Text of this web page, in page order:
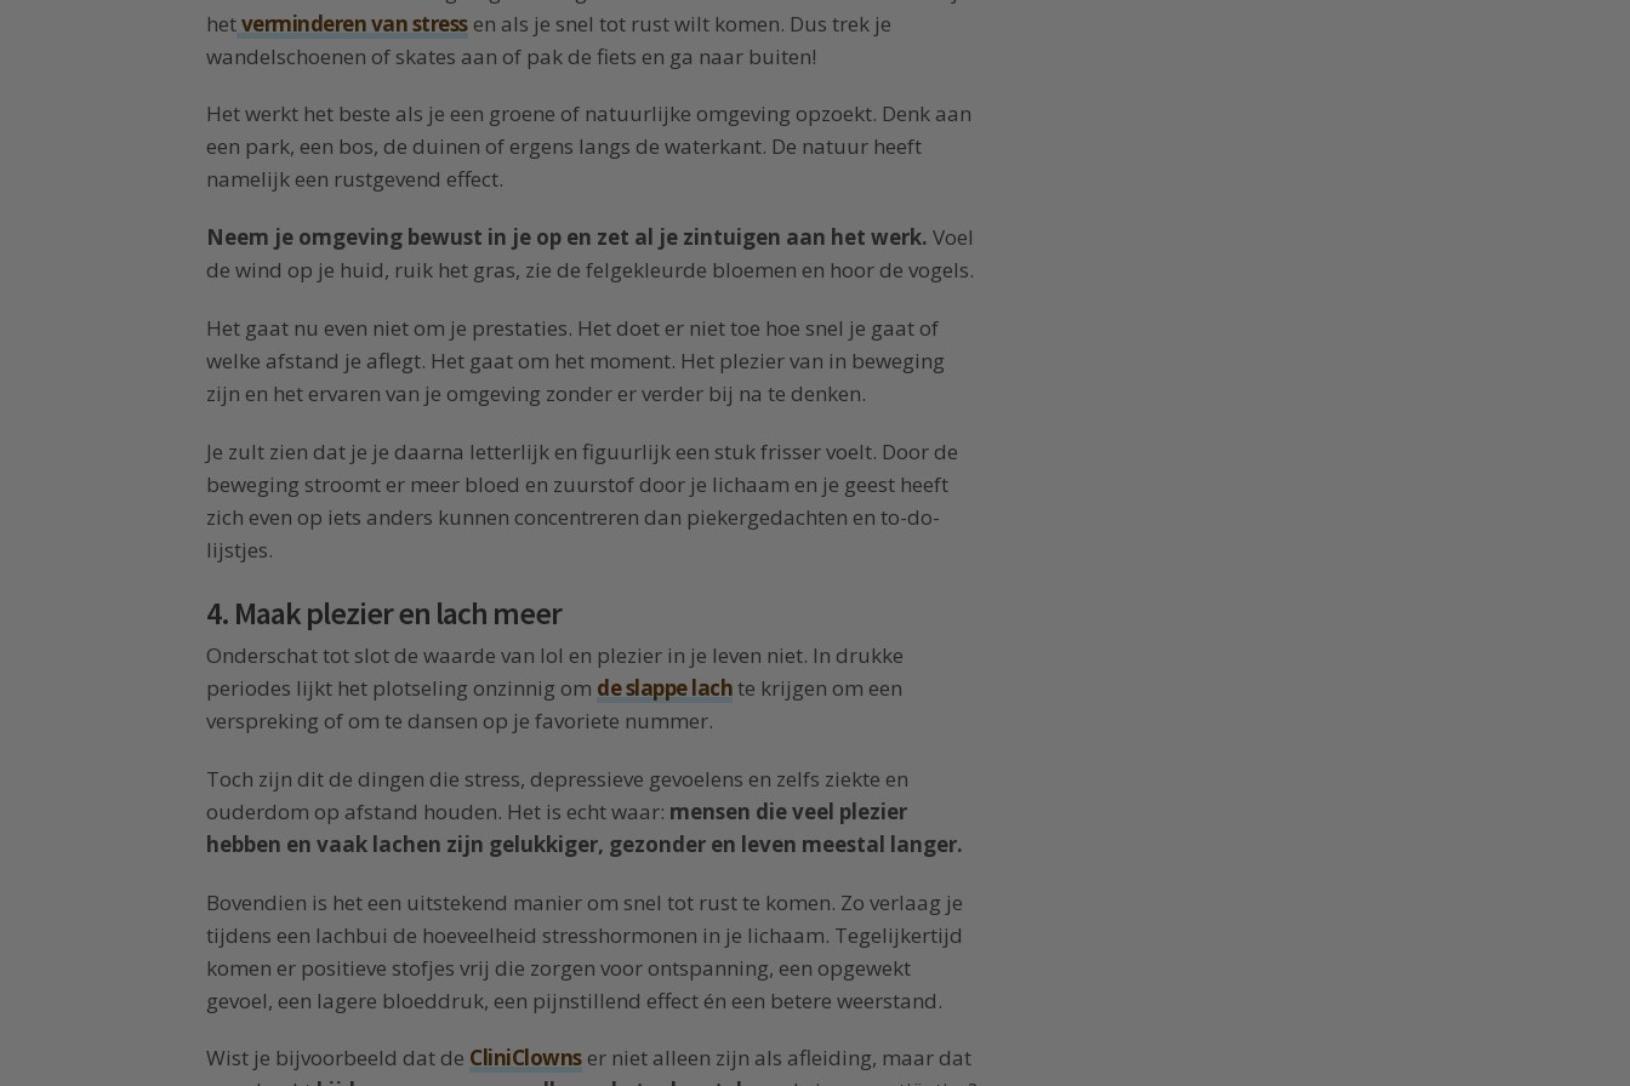
hetverminderen van stressen als je snel tot rust wilt komen. Dus trek je
wandelschoenen of skates aan of pak de fiets en ga naar buiten!
Het werkt het beste als je een groene of natuurlijke omgeving opzoekt. Denk aan
een park, een bos, de duinen of ergens langs de waterkant. De natuur heeft
namelijk een rustgevend effect.
Neem je omgeving bewust in je op en zet al je zintuigen aan het werk. Voel
de wind op je huid, ruik het gras, zie de felgekleurde bloemen en hoor de vogels.
Het gaat nu even niet om je prestaties. Het doet er niet toe hoe snel je gaat of
welke afstand je aflegt. Het gaat om het moment. Het plezier van in beweging
zijn en het ervaren van je omgeving zonder er verder bij na te denken.
Je zult zien dat je je daarna letterlijk en figuurlijk een stuk frisser voelt. Door de
beweging stroomt er meer bloed en zuurstof door je lichaam en je geest heeft
zich even op iets anders kunnen concentreren dan piekergedachten en to-do-
lijstjes.
4. Maak plezier en lach meer
Onderschat tot slot de waarde van lol en plezier in je leven niet. In drukke
periodes lijkt het plotseling onzinnig om de slappe lachte krijgen om een
verspreking of om te dansen op je favoriete nummer.
Toch zijn dit de dingen die stress, depressieve gevoelens en zelfs ziekte en
ouderdom op afstand houden. Het is echt waar: mensen die veel plezier
hebben en vaak lachen zijn gelukkiger, gezonder en leven meestal langer.
Bovendien is het een uitstekend manier om snel tot rust te komen. Zo verlaag je
tijdens een lachbui de hoeveelheid stresshormonen in je lichaam. Tegelijkertijd
komen er positieve stofjes vrij die zorgen voor ontspanning, een opgewekt
gevoel, een lagere bloeddruk, een pijnstillend effect én een betere weerstand.
Wist je bijvoorbeeld dat de CliniClownser niet alleen zijn als afleiding, maar dat